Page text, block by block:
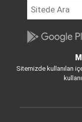
Sitemizde kullanılan